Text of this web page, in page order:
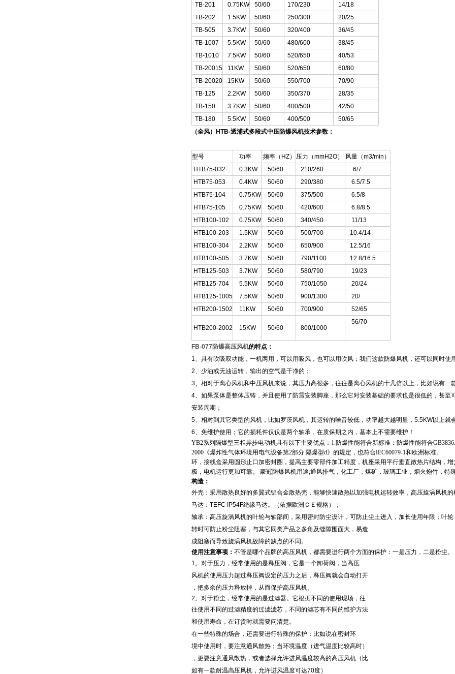
TB-201
0.75KW 50/60 170/230
14/18
TB-202
1.5KW 50/60 250/300
20/25
TB-505
3.7KW 50/60 320/400
36/45
TB-1007
5.5KW 50/60 480/600
38/45
TB-1010
7.5KW 50/60 520/650
40/53
TB-20015 11KW 50/60 520/650
60/80
TB-20020 15KW 50/60 550/700
70/90
TB-125
2.2KW 50/60 350/370
28/35
TB-150
3.7KW 50/60 400/500
42/50
TB-180
5.5KW 50/60 400/500
50/65
（全风）HTB-透浦式多段式中压防爆风机技术参数：
型号 功率 频率（HZ） 压力（mmH2O）
风量（m3/min）
HTB75-032
0.3KW 50/60 210/260
6/7
HTB75-053
0.4KW 50/60 290/380
6.5/7.5
HTB75-104
0.75KW 50/60 375/500
6.5/8
HTB75-105
0.75KW 50/60 420/600
6.8/8.5
HTB100-102
0.75KW 50/60 340/450
11/13
HTB100-203
1.5KW 50/60 500/700
10.4/14
HTB100-304
2.2KW 50/60 650/900
12.5/16
HTB100-505
3.7KW 50/60 790/1100
12.8/16.5
HTB125-503
3.7KW 50/60 580/790
19/23
HTB125-704
5.5KW 50/60 750/1050
20/24
HTB125-1005 7.5KW 50/60 900/1300
20/
HTB200-1502
11KW 50/60 700/900 52/65
HTB200-2002 15KW 50/60 800/1000
56/70
FB-077防爆高压风机的特点：
1、具有吹吸双功能，一机两用，可以用吸风，也可以用吹风；我们这款防爆风机，还可以同时
2、少油或无油运转，输出的空气是干净的；
3、相对于离心风机和中压风机来说，其压力高很多，往往是离心风机的十几倍以上，比如说有
4、如果泵体是整体压铸，并且使用了防震安装脚座，那么它对安装基础的要求也是很低的，甚
安装周期；
5、相对到其它类型的风机，比如罗茨风机，其运转的噪音较低，功率越大越明显，5.5KW以上就
6、免维护使用；它的损耗件仅仅是两个轴承，在质保期之内，基本上不需要维护！
YB2系列隔爆型三相异步电动机具有以下主要优点： 1.防爆性能符合新标准：防爆性能符合
2000 《爆炸性气体环境用电气设备第2部分 隔爆型d》的规定，也符合IEC60079-1和欧洲标准
环，接线盒采用圆形止口加密封圈，提高主要零部件加工精度，机座采用平行垂直散热片结构，
极，电机运行更加可靠。 豪冠防爆风机用途;通风排气，化工厂，煤矿，玻璃工业，烟火炮竹，特
构造：
外壳：采用散热良好的多翼式铝合金散热壳，能够快速散热以加强电机运转效率，高压旋涡风机
马达：TEFC IP54F绝缘马达。（依据欧洲ＣＥ规格）；
轴承：高压旋涡风机的叶轮与轴部间，采用密封防尘设计，可防止尘土进入，加长使用年限； 叶轮
转时可防止粉尘阻塞，与其它同类产品之多角及缝隙围面大，易造
成阻塞而导致旋涡风机故障的缺点的不同。
使用注意事项： 不管是哪个品牌的高压风机，都需要进行两个方面的保护：一是压力，二是粉尘。
1。对于压力，经常使用的是释压阀，它是一个卸荷阀，当高压
风机的使用压力超过释压阀设定的压力之后，释压阀就会自动打开
，把多余的压力释放掉，从而保护高压风机。
2。对于粉尘，经常使用的是过滤器。它根据不同的使用现场，往
往使用不同的过滤精度的过滤滤芯，不同的滤芯有不同的维护方法
和使用寿命，在订货时就需要问清楚。
在一些特殊的场合，还需要进行特殊的保护：比如说在密封环
境中使用时，要注意通风散热；当环境温度（进气温度比较高时）
，更要注意通风散热，或者选择允许进风温度较高的高压风机（比
如有一款耐温高压风机，允许进风温度可达70度）